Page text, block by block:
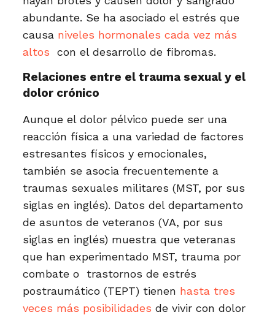
abundante. Se ha asociado el estrés que
causa niveles hormonales cada vez más
altos con el desarrollo de fibromas.
Relaciones entre el trauma sexual y el
dolor crónico
Aunque el dolor pélvico puede ser una
reacción física a una variedad de factores
estresantes físicos y emocionales,
también se asocia frecuentemente a
traumas sexuales militares (MST, por sus
siglas en inglés). Datos del departamento
de asuntos de veteranos (VA, por sus
siglas en inglés) muestra que veteranas
que han experimentado MST, trauma por
combate o trastornos de estrés
postraumático (TEPT) tienen hasta tres
veces más posibilidades de vivir con dolor